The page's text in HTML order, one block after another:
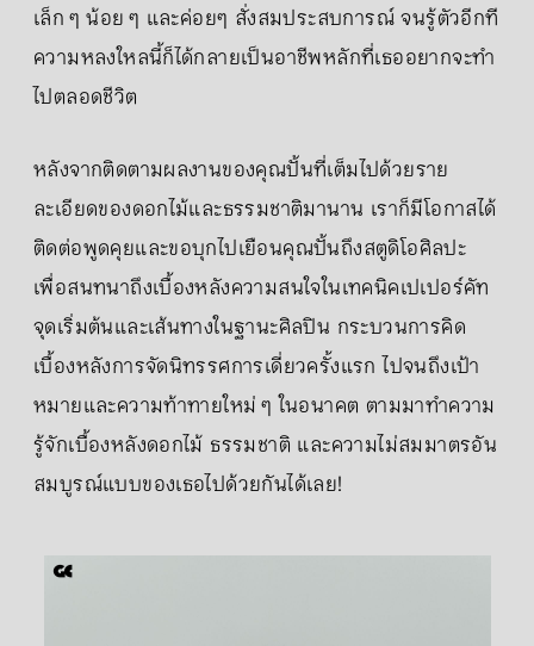
เล็ก ๆ น้อย ๆ และค่อยๆ สั่งสมประสบการณ์ จนรู้ตัวอีกที
ความหลงใหลนี้ก็ได้กลายเป็นอาชีพหลักที่เธออยากจะทำ
ไปตลอดชีวิต
หลังจากติดตามผลงานของคุณปั้นที่เต็มไปด้วยราย
ละเอียดของดอกไม้และธรรมชาติมานาน เราก็มีโอกาสได้
ติดต่อพูดคุยและขอบุกไปเยือนคุณปั้นถึงสตูดิโอศิลปะ
เพื่อสนทนาถึงเบื้องหลังความสนใจในเทคนิคเปเปอร์คัท
จุดเริ่มต้นและเส้นทางในฐานะศิลปิน กระบวนการคิด
เบื้องหลังการจัดนิทรรศการเดี่ยวครั้งแรก ไปจนถึงเป้า
หมายและความท้าทายใหม่ ๆ ในอนาคต ตามมาทำความ
รู้จักเบื้องหลังดอกไม้ ธรรมชาติ และความไม่สมมาตรอัน
สมบูรณ์แบบของเธอไปด้วยกันได้เลย!